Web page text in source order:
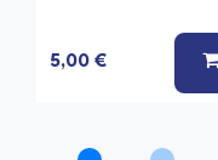
5,00 €